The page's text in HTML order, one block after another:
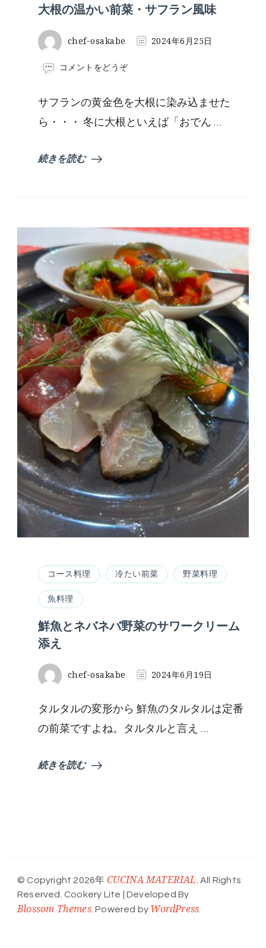
大根の温かい前菜・サフラン風味
chef-osakabe 2024年6月25日
コメントをどうぞ(大
温
か
い
味)
サフランの黄金色を大根に染み込ませた
ら・・・ 冬に大根といえば「おでん …
続きを読む
コース料理 冷たい前菜 野菜料理
魚料理
鮮魚とネバネバ野菜のサワークリーム
添え
chef-osakabe 2024年6月19日
タルタルの変形から 鮮魚のタルタルは定番
の前菜ですよね。タルタルと言え …
続きを読む
© Copyright 2026年 CUCINA MATERIAL . All Rights
Reserved. Cookery Lite | Developed By
Blossom Themes. Powered by WordPress